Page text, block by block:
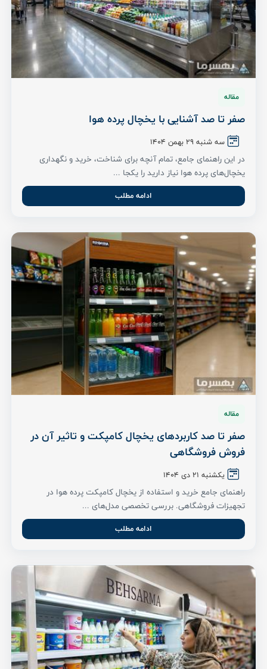
مقاله
صفر تا صد آشنایی با یخچال پرده هوا
سه شنبه ۲۹ بهمن ۱۴۰۴
در این راهنمای جامع، تمام آنچه برای شناخت، خرید و نگهداری
یخچال‌های پرده هوا نیاز دارید را یکجا ...
ادامه مطلب
مقاله
صفر تا صد کاربردهای یخچال کامپکت و تاثیر آن در
فروش فروشگاهی
یکشنبه 21 دی 1404
راهنمای جامع خرید و استفاده از یخچال کامپکت پرده هوا در
تجهیزات فروشگاهی. بررسی تخصصی مدل‌های ...
ادامه مطلب